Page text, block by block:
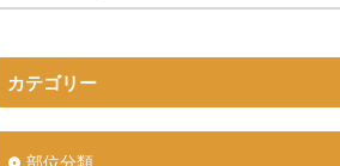
カテゴリー
部位分類